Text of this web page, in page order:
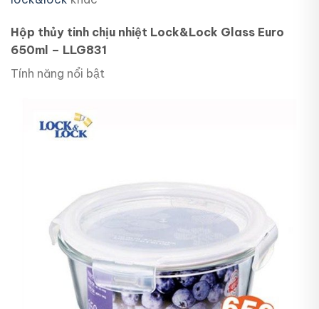
Hộp thủy tinh chịu nhiệt Lock&Lock Glass Euro
650ml – LLG831
Tính năng nổi bật